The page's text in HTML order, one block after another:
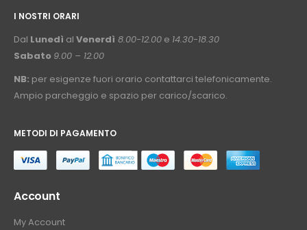
I NOSTRI ORARI
Dal Lunedì al Venerdì 8.00-12.00 e 14.30-18.30
Sabato 9.00 – 12.00
NB: per esigenze fuori orario contattarci telefonicamente.
Ampio parcheggio e spazio per carico/scarico.
METODI DI PAGAMENTO
Account
My Account